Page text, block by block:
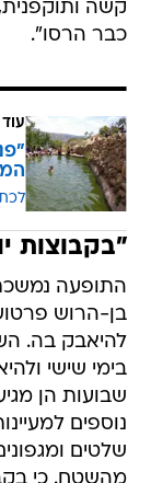
קשה
כבר הרסו".
"בקבוצות
התופעה
בן-הרוש
להיאבק בה.
בימי שישי
שבועות הן
נוספים
שלטים